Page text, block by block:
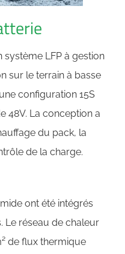
LFP à gestion
sur le terrain à basse
configuration 15S
48V. La conception a
du pack, la
de la charge.
ont été intégrés
Le réseau de chaleur
de flux thermique